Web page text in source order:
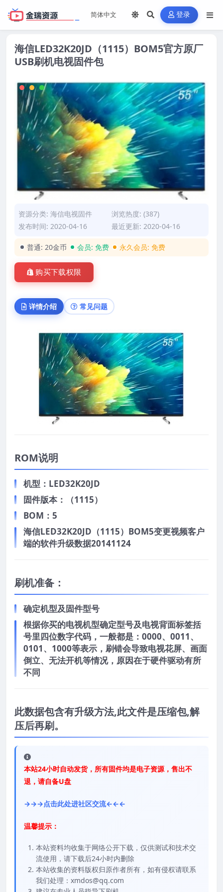
登录
海信LED32K20JD（1115）BOM5官方原厂
USB刷机电视固件包
资源分类: 海信电视固件
浏览热度: (387)
发布时间: 2020-04-16
最近更新: 2020-04-16
普通: 20金币 会员: 免费 永久会员: 免费
购买下载权限
详情介绍 常见问题
ROM说明
机型：LED32K20JD
固件版本：（1115）
BOM：5
海信LED32K20JD（1115）BOM5变更视频客户
端的软件升级数据20141124
刷机准备：
确定机型及固件型号
根据你买的电视机型确定型号及电视背面标签括
号里四位数字代码，一般都是：0000、0011、
0101、1000等表示，刷错会导致电视花屏、画面
倒立、无法开机等情况，原因在于硬件驱动有所
不同
此数据包含有升级方法,此文件是压缩包,解
压后再刷。
本站24小时自动发货，所有固件均是电子资源，售出不
退，请自备U盘
→→→点击此处进社区交流←←←
温馨提示：
本站资料均收集于网络公开下载，仅供测试和技术交
流使用，请下载后24小时内删除
本站收集的资料版权归原作者所有，如有侵权请联系
我们处理：xmdos@qq.com